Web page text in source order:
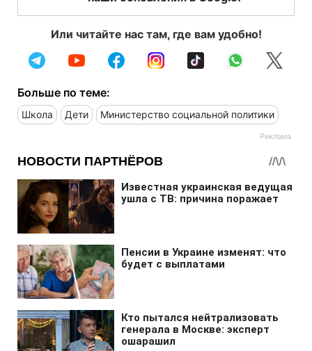
Или читайте нас там, где вам удобно!
Больше по теме:
Школа Дети Министерство социальной политики